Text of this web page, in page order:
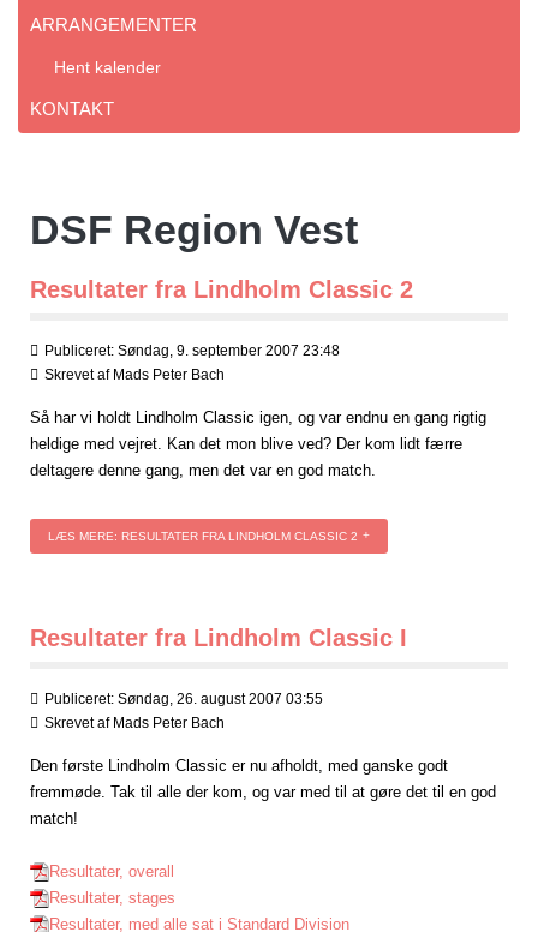
ARRANGEMENTER
Hent kalender
KONTAKT
DSF Region Vest
Resultater fra Lindholm Classic 2
Publiceret: Søndag, 9. september 2007 23:48
Skrevet af Mads Peter Bach
Så har vi holdt Lindholm Classic igen, og var endnu en gang rigtig
heldige med vejret. Kan det mon blive ved? Der kom lidt færre
deltagere denne gang, men det var en god match.
LÆS MERE: RESULTATER FRA LINDHOLM CLASSIC 2
Resultater fra Lindholm Classic I
Publiceret: Søndag, 26. august 2007 03:55
Skrevet af Mads Peter Bach
Den første Lindholm Classic er nu afholdt, med ganske godt
fremmøde. Tak til alle der kom, og var med til at gøre det til en god
match!
Resultater, overall
Resultater, stages
Resultater, med alle sat i Standard Division